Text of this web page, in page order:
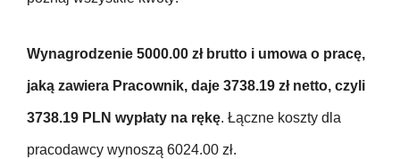
Wynagrodzenie 5000.00 zł brutto i umowa o pracę,
jaką zawiera Pracownik, daje 3738.19 zł netto, czyli
3738.19 PLN wypłaty na rękę. Łączne koszty dla
pracodawcy wynoszą 6024.00 zł.